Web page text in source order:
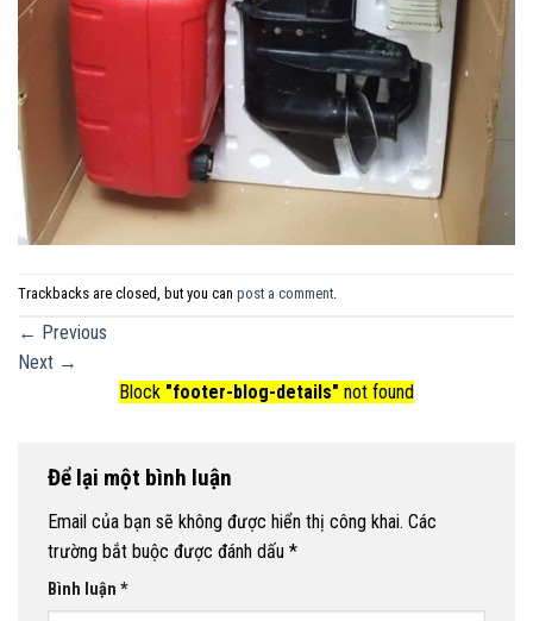
Trackbacks are closed, but you can post a comment.
← Previous
Next →
Block "footer-blog-details" not found
Để lại một bình luận
Email của bạn sẽ không được hiển thị công khai. Các
trường bắt buộc được đánh dấu *
Bình luận *